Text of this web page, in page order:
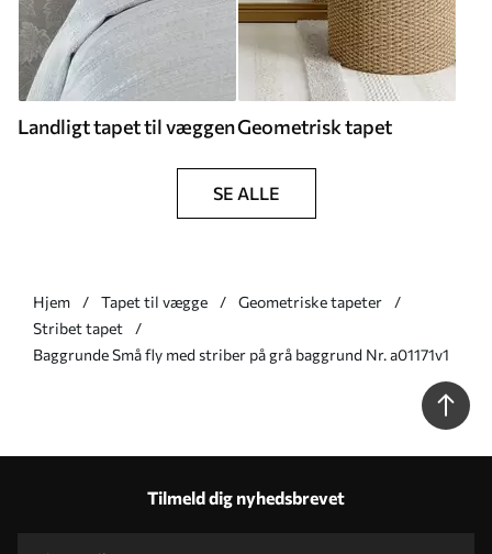
Landligt tapet til væggenGeometrisk tapet
SE ALLE
Hjem Tapet til vægge
Geometriske tapeter
Stribet tapet
Baggrunde Små fly med striber på grå baggrund Nr. a01171v1
Tilmeld dig nyhedsbrevet